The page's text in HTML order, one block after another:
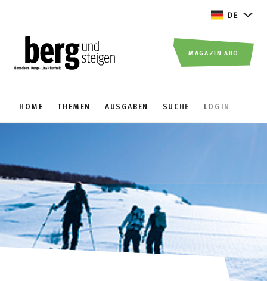
DE
HOME THEMEN AUSGABEN SUCHE LOGIN
MAGAZIN ABO